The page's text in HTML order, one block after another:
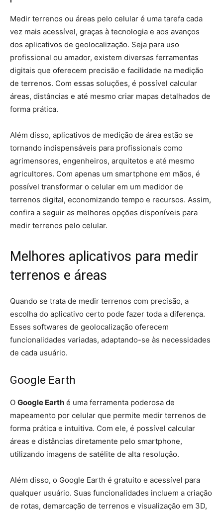
Medir terrenos ou áreas pelo celular é uma tarefa cada
vez mais acessível, graças à tecnologia e aos avanços
dos aplicativos de geolocalização. Seja para uso
profissional ou amador, existem diversas ferramentas
digitais que oferecem precisão e facilidade na medição
de terrenos. Com essas soluções, é possível calcular
áreas, distâncias e até mesmo criar mapas detalhados de
forma prática.
Além disso, aplicativos de medição de área estão se
tornando indispensáveis para profissionais como
agrimensores, engenheiros, arquitetos e até mesmo
agricultores. Com apenas um smartphone em mãos, é
possível transformar o celular em um medidor de
terrenos digital, economizando tempo e recursos. Assim,
confira a seguir as melhores opções disponíveis para
medir terrenos pelo celular.
Melhores aplicativos para medir
terrenos e áreas
Quando se trata de medir terrenos com precisão, a
escolha do aplicativo certo pode fazer toda a diferença.
Esses softwares de geolocalização oferecem
funcionalidades variadas, adaptando-se às necessidades
de cada usuário.
Google Earth
O Google Earth é uma ferramenta poderosa de
mapeamento por celular que permite medir terrenos de
forma prática e intuitiva. Com ele, é possível calcular
áreas e distâncias diretamente pelo smartphone,
utilizando imagens de satélite de alta resolução.
Além disso, o Google Earth é gratuito e acessível para
qualquer usuário. Suas funcionalidades incluem a criação
de rotas, demarcação de terrenos e visualização em 3D,